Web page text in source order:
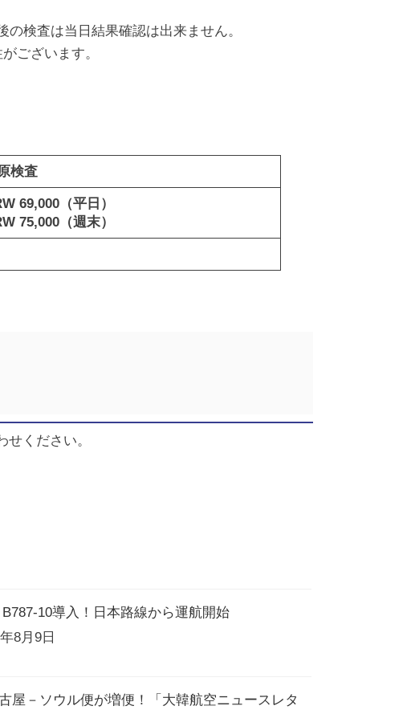
検査は当日結果確認は出来ません。
ございます。
検査
69,000（平日）
75,000（週末）
ください。
10導入！日本路線から運航開始
8月9日
屋－ソウル便が増便！「大韓航空ニュースレタ